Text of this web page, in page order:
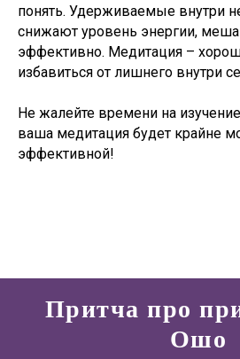
понять. Удерживаемые внутри
снижают уровень энергии,
эффективно. Медитация –
избавиться от лишнего внутри
Не жалейте времени на
ваша медитация будет крайне
эффективной!
Притча про
Ошо